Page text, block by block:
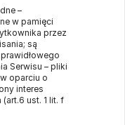
–
w pamięci
przez
są
Serwisu – pliki
oparciu o
interes
ust. 1 lit. f